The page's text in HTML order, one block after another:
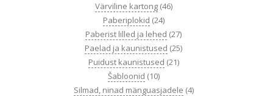
Värviline kartong (46)
Paberiplokid (24)
Paberist lilled ja lehed (27)
Paelad ja kaunistused (25)
Puidust kaunistused (21)
Šabloonid (10)
Silmad, ninad mänguasjadele (4)